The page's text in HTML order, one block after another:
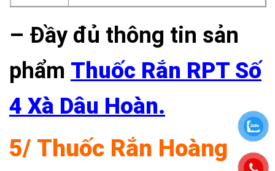
– Đầy đủ thông tin sản
phẩm Thuốc Rắn RPT Số
4 Xà Dâu Hoàn.
5/ Thuốc Rắn Hoàng